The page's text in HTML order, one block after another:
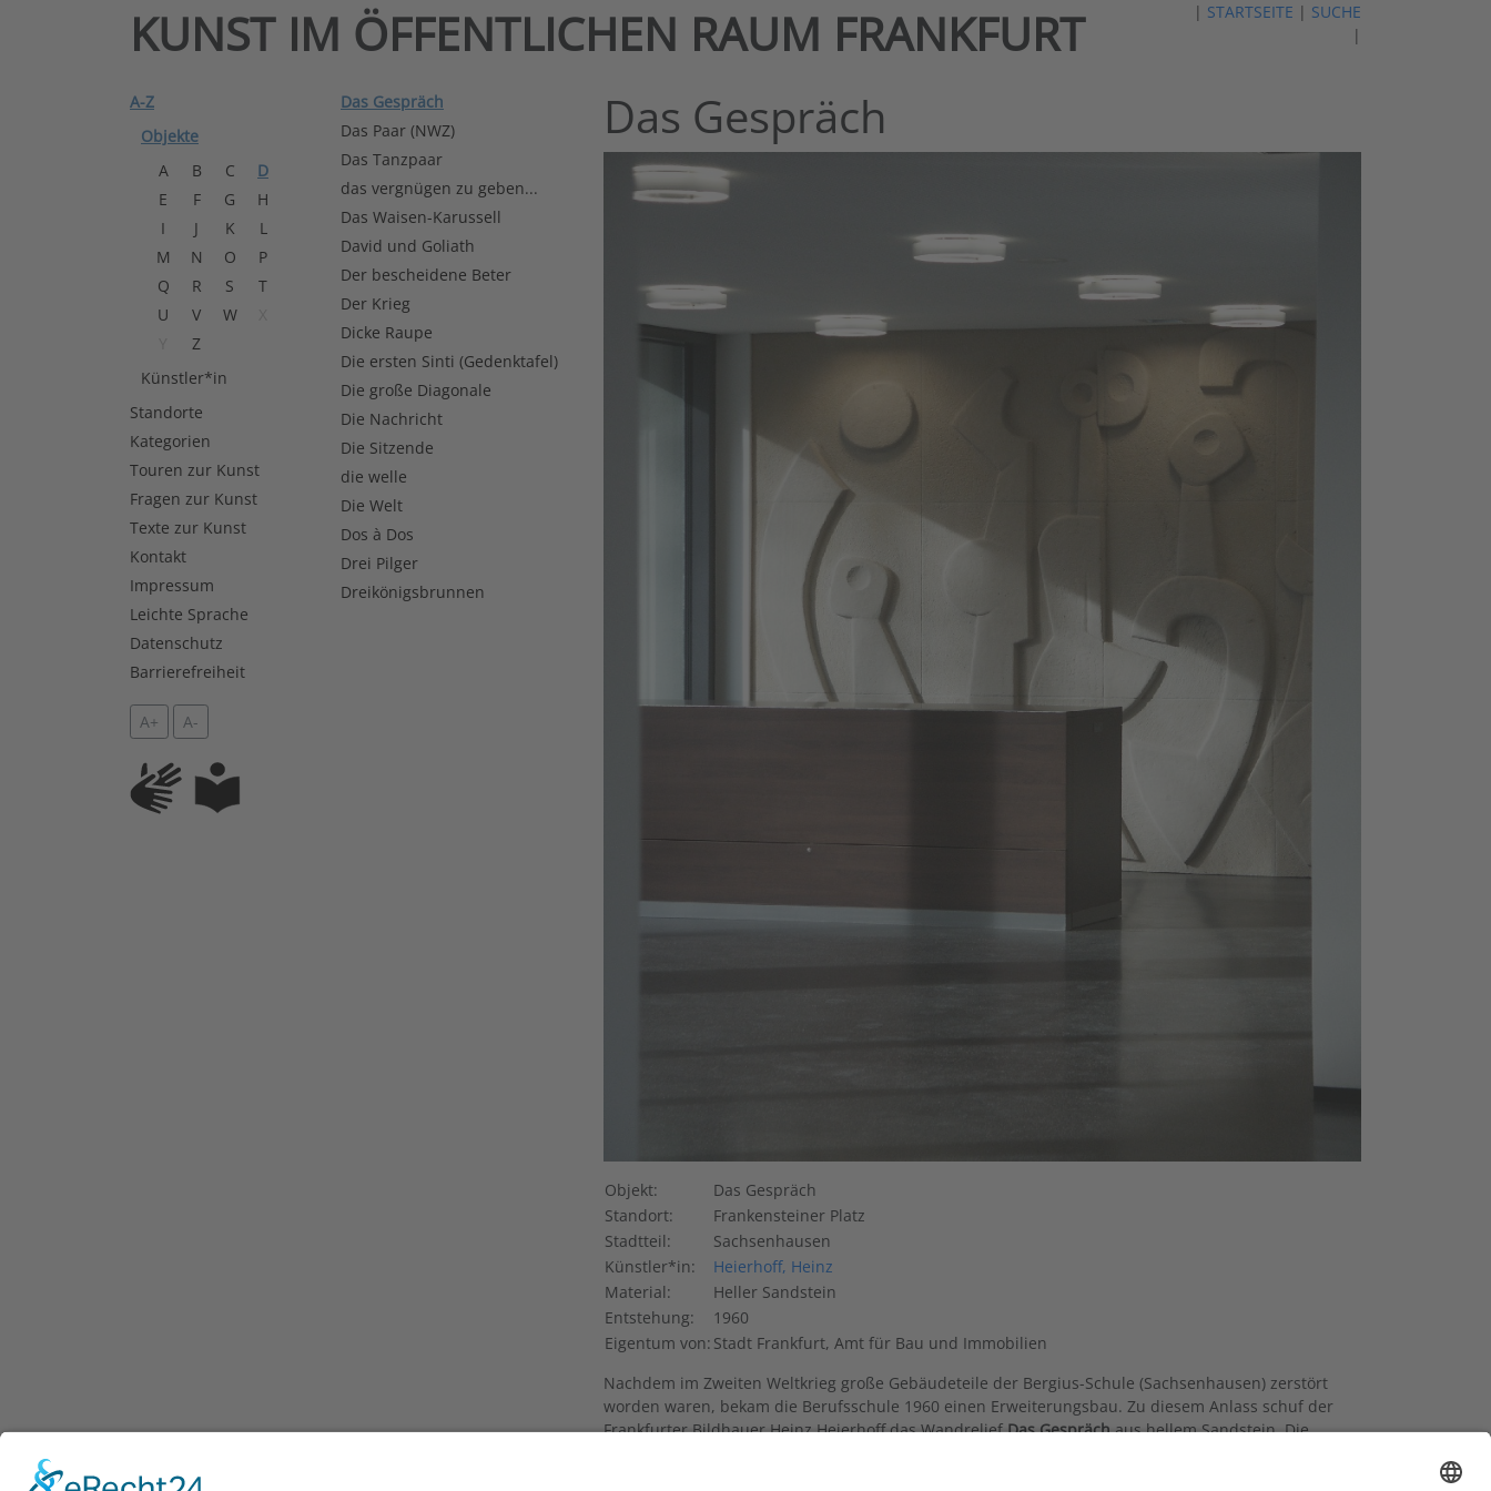
KUNST IM ÖFFENTLICHEN RAUM FRANKFURT | STARTSEITE | SUCHE
|
A-Z
Objekte
A
B C
D
E
F G
H
I
J K
L
M
N O
P
Q
R S
T
U
V W
Z
Künstler*in
Standorte
Kategorien
Touren zur Kunst
Fragen zur Kunst
Texte zur Kunst
Kontakt
Impressum
Leichte Sprache
Datenschutz
Barrierefreiheit
A+ A-
Das Gespräch
Das Paar (NWZ)
Das Tanzpaar
das vergnügen zu geben...
Das Waisen-Karussell
David und Goliath
Der bescheidene Beter
Der Krieg
Dicke Raupe
Die ersten Sinti (Gedenktafel)
Die große Diagonale
Die Nachricht
Die Sitzende
die welle
Die Welt
Dos à Dos
Drei Pilger
Dreikönigsbrunnen
Das Gespräch
Objekt:
Das Gespräch
Standort:
Frankensteiner Platz
Stadtteil:
Sachsenhausen
Künstler*in:
Heierhoff, Heinz
Material:
Heller Sandstein
Entstehung:
1960
Eigentum von: Stadt Frankfurt, Amt für Bau und Immobilien
Nachdem im Zweiten Weltkrieg große Gebäudeteile der Bergius-Schule (Sachsenhausen) zerstört
worden waren, bekam die Berufsschule 1960 einen Erweiterungsbau. Zu diesem Anlass schuf der
Frankfurter Bildhauer Heinz Heierhoff das WandreliefDas Gesprächaus hellem Sandstein. Die